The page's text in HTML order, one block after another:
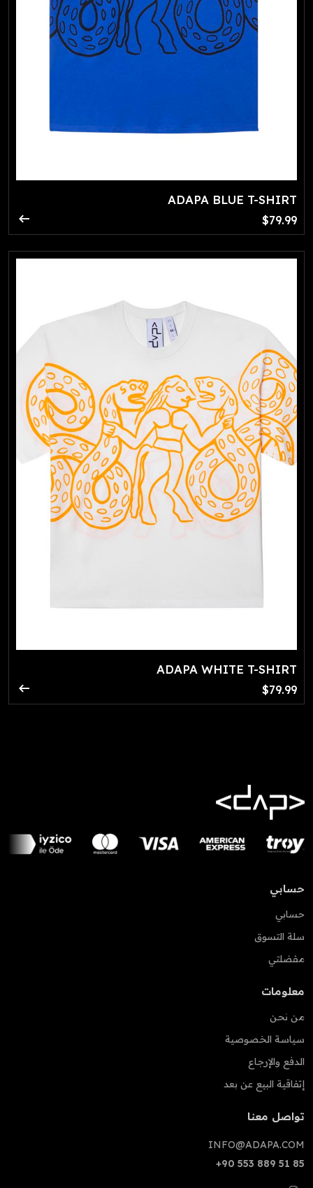
ADAPA BLUE T-SHIRT
$79.99
arrow_right_alt
ADAPA WHITE T-SHIRT
$79.99
arrow_right_alt
حسابي
حسابي
سلة التسوق
مفضلتي
معلومات
من نحن
سياسة الخصوصية
الدفع والإرجاع
إتفاقية البيع عن بعد
تواصل معنا
INFO@ADAPA.COM
+90 553 889 51 85